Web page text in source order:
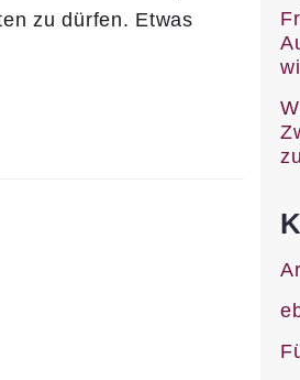
zu dürfen. Etwas